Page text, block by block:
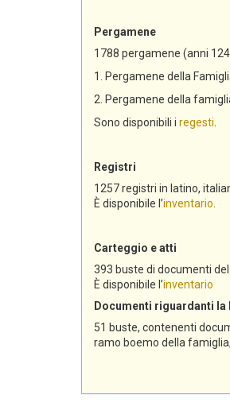
Pergamene
1788 pergamene (anni
1. Pergamene della
2. Pergamene della
Sono disponibili i regesti
Registri
1257 registri in latino,
È disponibile l’inventario
Carteggio e atti
393 buste di documenti del
È disponibile l’inventario
Documenti riguardanti la
51 buste, contenenti
ramo boemo della